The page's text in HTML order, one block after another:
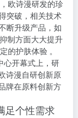
欧诗漫研发的珍
突破，相关技术
断升级产品，如
制方面大大提升
的护肤体验 。
心开幕式上，研
诗漫自研创新原
牌在原料创新方
足个性需求